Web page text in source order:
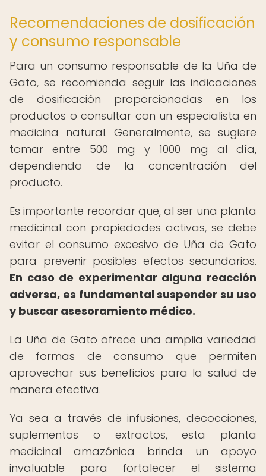
Recomendaciones de dosificación
y consumo responsable
Para un consumo responsable de la Uña de
Gato, se recomienda seguir las indicaciones
de dosificación proporcionadas en los
productos o consultar con un especialista en
medicina natural. Generalmente, se sugiere
tomar entre 500 mg y 1000 mg al día,
dependiendo de la concentración del
producto.
Es importante recordar que, al ser una planta
medicinal con propiedades activas, se debe
evitar el consumo excesivo de Uña de Gato
para prevenir posibles efectos secundarios.
En caso de experimentar alguna reacción
adversa, es fundamental suspender su uso
y buscar asesoramiento médico.
La Uña de Gato ofrece una amplia variedad
de formas de consumo que permiten
aprovechar sus beneficios para la salud de
manera efectiva.
Ya sea a través de infusiones, decocciones,
suplementos o extractos, esta planta
medicinal amazónica brinda un apoyo
invaluable para fortalecer el sistema